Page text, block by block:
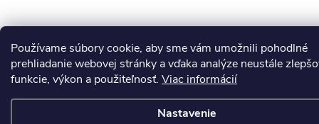
Používame súbory cookie, aby sme vám umožnili pohodlné
prehliadanie webovej stránky a vďaka analýze neustále
funkcie, výkon a použiteľnosť. Viac informácií
Nastavenie